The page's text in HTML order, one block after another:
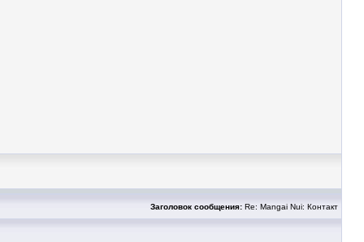
Заголовок сообщения: Re: Mangai Nui: Контакт